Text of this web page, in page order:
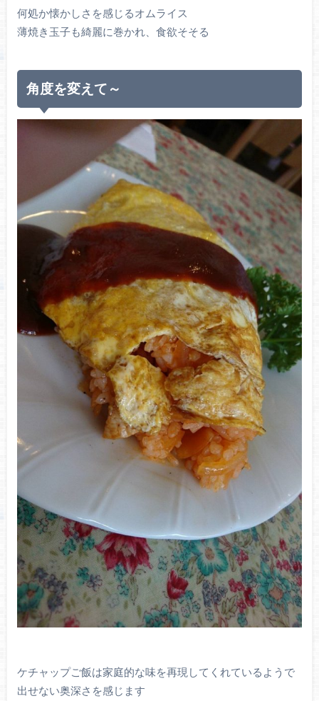
何処か懐かしさを感じるオムライス
薄焼き玉子も綺麗に巻かれ、食欲そそる
角度を変えて～
ケチャップご飯は家庭的な味を再現してくれているようで
出せない奥深さを感じます